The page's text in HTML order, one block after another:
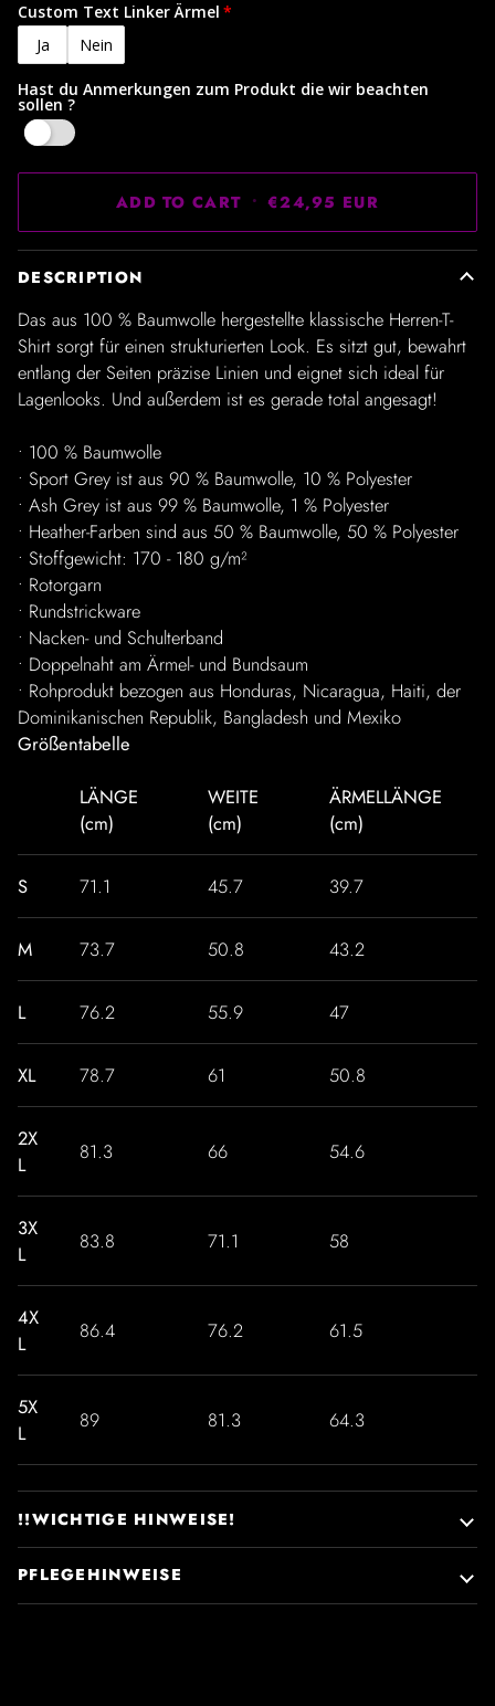
Custom Text Linker Ärmel
Ja
Nein
Hast du Anmerkungen zum Produkt die wir beachten
sollen ?
ADD TO CART • €24,95 EUR
DESCRIPTION
Das aus 100 % Baumwolle hergestellte klassische Herren-T-
Shirt sorgt für einen strukturierten Look. Es sitzt gut, bewahrt
entlang der Seiten präzise Linien und eignet sich ideal für
Lagenlooks. Und außerdem ist es gerade total angesagt!
• 100 % Baumwolle
• Sport Grey ist aus 90 % Baumwolle, 10 % Polyester
• Ash Grey ist aus 99 % Baumwolle, 1 % Polyester
• Heather-Farben sind aus 50 % Baumwolle, 50 % Polyester
• Stoffgewicht: 170 - 180 g/m²
• Rotorgarn
• Rundstrickware
• Nacken- und Schulterband
• Doppelnaht am Ärmel- und Bundsaum
• Rohprodukt bezogen aus Honduras, Nicaragua, Haiti, der
Dominikanischen Republik, Bangladesh und Mexiko
Größentabelle
LÄNGE
(cm)
WEITE
(cm)
ÄRMELLÄNGE
(cm)
S 71.1 45.7 39.7
M 73.7 50.8 43.2
L 76.2 55.9 47
XL 78.7 61 50.8
2X
L
81.3 66 54.6
3X
L
83.8 71.1 58
4X
L
86.4 76.2 61.5
5X
L
89 81.3 64.3
!!WICHTIGE HINWEISE!
PFLEGEHINWEISE